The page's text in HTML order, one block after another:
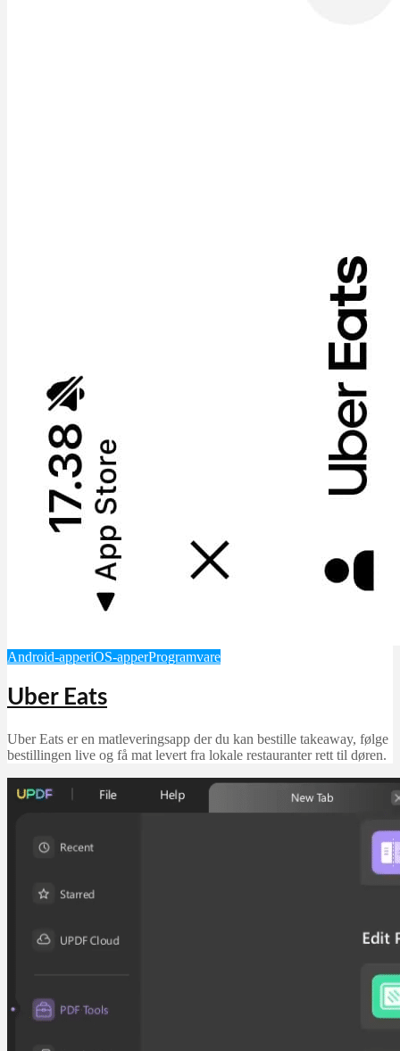
Android-apperiOS-apperProgramvare
Uber Eats
Uber Eats er en matleveringsapp der du kan bestille takeaway, følge
bestillingen live og få mat levert fra lokale restauranter rett til døren.